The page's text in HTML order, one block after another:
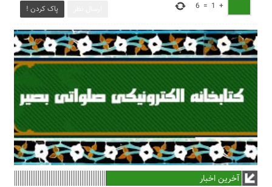
پاک کردن ! +
1
=
6
آخرین اخبار